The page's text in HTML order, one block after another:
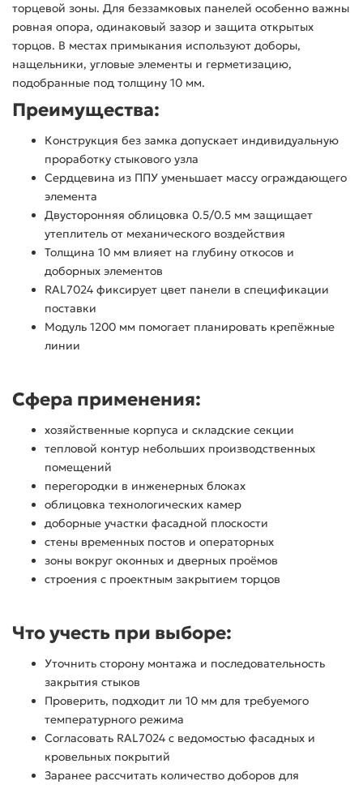
торцевой зоны. Для беззамковых панелей особенно важны
ровная опора, одинаковый зазор и защита открытых
торцов. В местах примыкания используют доборы,
нащельники, угловые элементы и герметизацию,
подобранные под толщину 10 мм.
Преимущества:
Конструкция без замка допускает индивидуальную
проработку стыкового узла
Сердцевина из ППУ уменьшает массу ограждающего
элемента
Двусторонняя облицовка 0.5/0.5 мм защищает
утеплитель от механического воздействия
Толщина 10 мм влияет на глубину откосов и
доборных элементов
RAL7024 фиксирует цвет панели в спецификации
поставки
Модуль 1200 мм помогает планировать крепёжные
линии
Сфера применения:
хозяйственные корпуса и складские секции
тепловой контур небольших производственных
помещений
перегородки в инженерных блоках
облицовка технологических камер
доборные участки фасадной плоскости
стены временных постов и операторных
зоны вокруг оконных и дверных проёмов
строения с проектным закрытием торцов
Что учесть при выборе:
Уточнить сторону монтажа и последовательность
закрытия стыков
Проверить, подходит ли 10 мм для требуемого
температурного режима
Согласовать RAL7024 с ведомостью фасадных и
кровельных покрытий
Заранее рассчитать количество доборов для